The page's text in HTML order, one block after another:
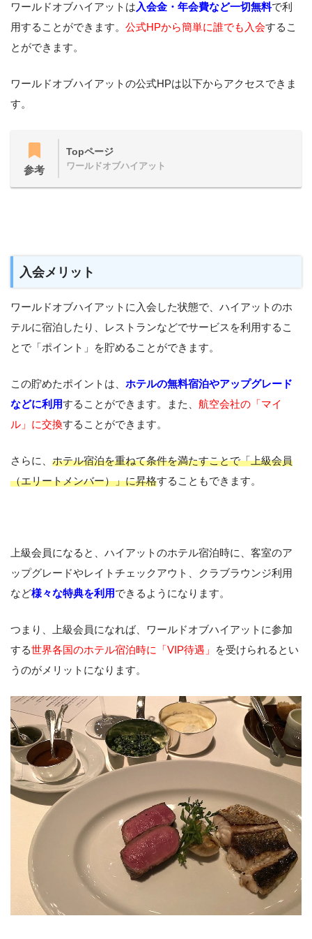
ワールドオブハイアットは入会金・年会費など一切無料で利
用することができます。 公式HPから簡単に誰でも入会するこ
とができます。
ワールドオブハイアットの公式HPは以下からアクセスできま
す。
参考
Topページ
ワールドオブハイアット
入会メリット
ワールドオブハイアットに入会した状態で、ハイアットのホ
テルに宿泊したり、レストランなどでサービスを利用するこ
とで「ポイント」を貯めることができます。
この貯めたポイントは、 ホテルの無料宿泊やアップグレード
などに利用することができます。また、 航空会社の「マイ
ル」に交換することができます。
さらに、 ホテル宿泊を重ねて条件を満たすことで「上級会員
（エリートメンバー）」に昇格することもできます。
上級会員になると、ハイアットのホテル宿泊時に、客室のア
ップグレードやレイトチェックアウト、クラブラウンジ利用
など様々な特典を利用できるようになります。
つまり、上級会員になれば、ワールドオブハイアットに参加
する世界各国のホテル宿泊時に「VIP待遇」
を受けられるとい
うのがメリットになります。